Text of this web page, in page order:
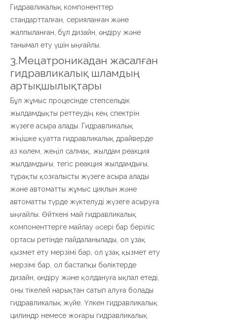
Гидравликалық компоненттер
стандартталған, серияланған және
жалпыланған, бұл дизайн, өндіру және
танымал ету үшін ыңғайлы.
3.Мецатроникадан жасалған
гидравликалық шламдың
артықшылықтары
Бұл жұмыс процесінде степсельдік
жылдамдықты реттеудің кең спектрін
жүзеге асыра алады. Гидравликалық
жіңішке қуатта гидравликалық драйверде
аз көлем, жеңіл салмақ, жылдам реакция
жылдамдығы, тегіс реакция жылдамдығы,
тұрақты қозғалысты жүзеге асыра алады
және автоматты жұмыс циклын және
автоматты түрде жүктелуді жүзеге асыруға
ыңғайлы. Өйткені май гидравликалық
компоненттерге майлау әсері бар беріліс
ортасы ретінде пайдаланылады, ол ұзақ
қызмет ету мерзімі бар, ол ұзақ қызмет ету
мерзімі бар, ол бастапқы бөліктерде
дизайн, өндіру және қолдануға ықпал етеді,
оны тікелей нарықтан сатып алуға болады
гидравликалық жүйе. Үлкен гидравликалық
цилиндр немесе жоғары гидравликалық